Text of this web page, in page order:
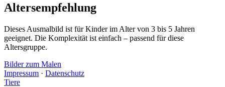
Altersempfehlung
Dieses Ausmalbild ist für Kinder im Alter von 3 bis 5 Jahren
geeignet. Die Komplexität ist einfach – passend für diese
Altersgruppe.
Bilder zum Malen
Impressum · Datenschutz
Tiere